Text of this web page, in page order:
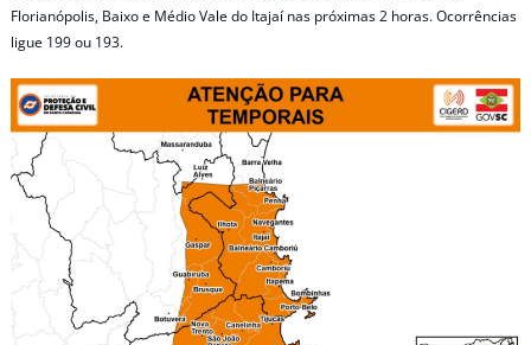
Florianópolis, Baixo e Médio Vale do Itajaí nas próximas 2 horas. Ocorrências
ligue 199 ou 193.